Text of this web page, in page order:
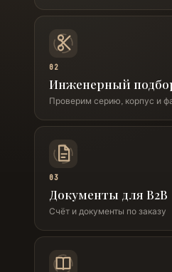
02
Инженерный
Проверим серию, корпус и
03
Документы для B2B
Счёт и документы по заказу